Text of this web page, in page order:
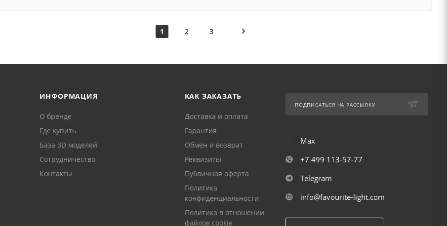
1 2 3
ИНФОРМАЦИЯ
О бренде
Где купить
База 3D моделей
Сотрудничество
Контакты
КАК ЗАКАЗАТЬ
Доставка и оплата
Гарантия
Обмен и возврат
Реквизиты
Публичная оферта
Политика
конфиденциальности
Политика в отношении
файлов cookie
ПОДПИСАТЬСЯ НА РАССЫЛКУ
Max
+7 499 113-57-77
Telegram
info@favourite-light.com